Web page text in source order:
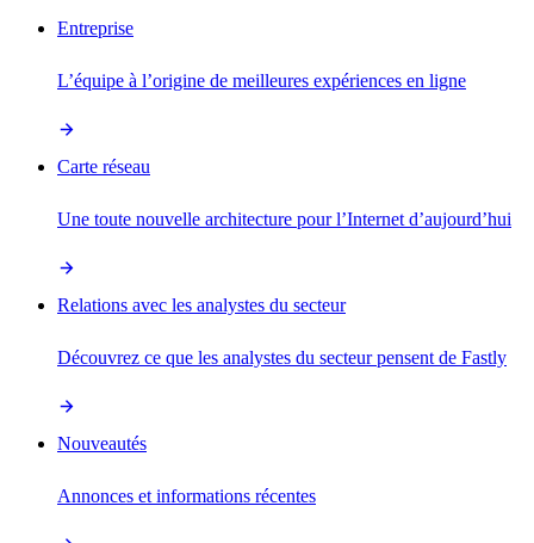
Entreprise
L’équipe à l’origine de meilleures expériences en ligne
Carte réseau
Une toute nouvelle architecture pour l’Internet d’aujourd’hui
Relations avec les analystes du secteur
Découvrez ce que les analystes du secteur pensent de Fastly
Nouveautés
Annonces et informations récentes